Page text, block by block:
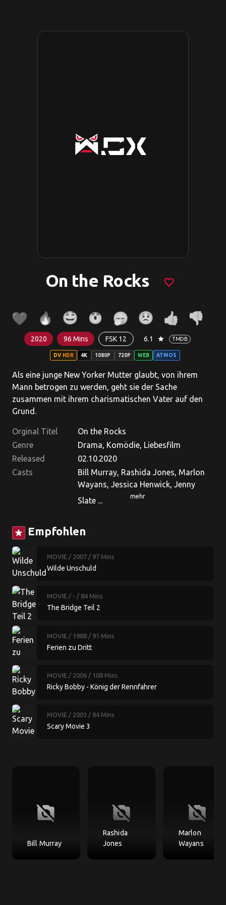
On the Rocks favorite_border
2020 96 Mins FSK 12 6.1 star TMDB
DV HDR 4K 1080P 720P WEB ATMOS
Als eine junge New Yorker Mutter glaubt, von ihrem
Mann betrogen zu werden, geht sie der Sache
zusammen mit ihrem charismatischen Vater auf den
Grund.
Orginal Titel
On the Rocks
Genre
Drama, Komödie, Liebesfilm
Released
02.10.2020
Casts
Bill Murray, Rashida Jones, Marlon
Wayans, Jessica Henwick, Jenny
Slate ...
mehr
star Empfohlen
MOVIE / 2007 / 97 Mins
Wilde Unschuld
MOVIE / - / 84 Mins
The Bridge Teil 2
MOVIE / 1988 / 91 Mins
Ferien zu Dritt
MOVIE / 2006 / 108 Mins
Ricky Bobby - König der Rennfahrer
MOVIE / 2003 / 84 Mins
Scary Movie 3
no_photography
Bill Murray
no_photography
Rashida
Jones
no_photography
Marlon
Wayans